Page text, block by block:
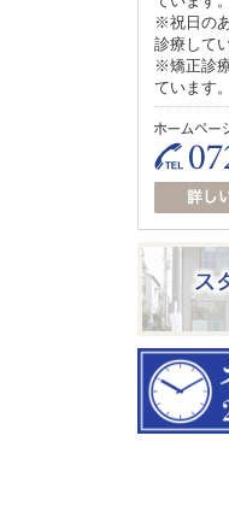
※祝日の
診療して
※矯正診
ています。